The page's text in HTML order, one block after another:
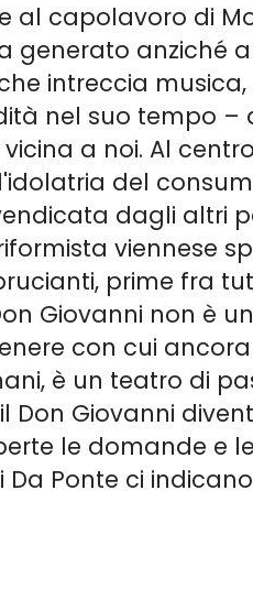
al capolavoro di
generato anziché
intreccia musica,
nel suo tempo –
a noi. Al
del
dagli altri
viennese
prime fra
Giovanni non è
con cui
è un teatro di
Don Giovanni
le domande e
Ponte ci